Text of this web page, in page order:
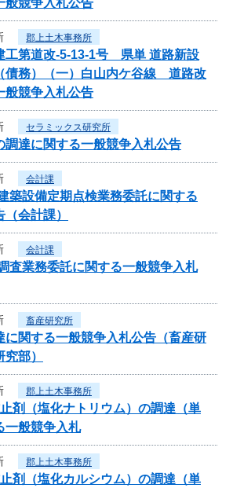
郡上土木事務所
工第道改-5-13-1号 県単 道路新設
債務）（一）白山内ケ谷線 道路改
般競争入札公告
セラミックス研究所
調達に関する一般競争入札公告
会計課
築設備定期点検業務委託に関する
会計課）
会計課
査業務委託に関する一般競争入札
畜産研究所
に関する一般競争入札公告（畜産研
部）
郡上土木事務所
剤（塩化ナトリウム）の調達（単
一般競争入札
郡上土木事務所
剤（塩化カルシウム）の調達（単